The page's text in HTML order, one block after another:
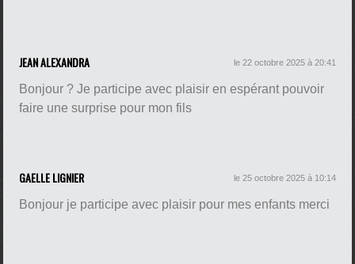
JEAN ALEXANDRA le 22 octobre 2025 à 20:41
Bonjour ? Je participe avec plaisir en espérant pouvoir
faire une surprise pour mon fils
GAELLE LIGNIER le 25 octobre 2025 à 10:14
Bonjour je participe avec plaisir pour mes enfants merci